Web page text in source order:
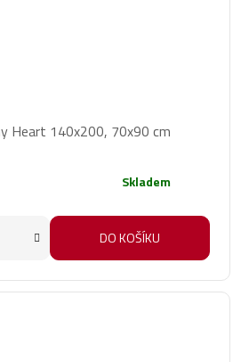
Heart 140x200, 70x90 cm
Skladem
DO KOŠÍKU